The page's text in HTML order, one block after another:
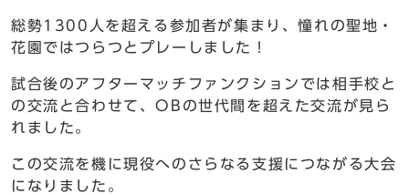
総勢1300人を超える参加者が集まり、憧れの聖地・
花園ではつらつとプレーしました！
試合後のアフターマッチファンクションでは相手校と
の交流と合わせて、OBの世代間を超えた交流が見ら
れました。
この交流を機に現役へのさらなる支援につながる大会
になりました。